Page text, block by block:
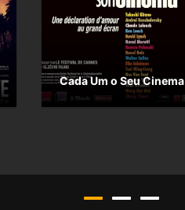
Cada Um o Seu Cinema